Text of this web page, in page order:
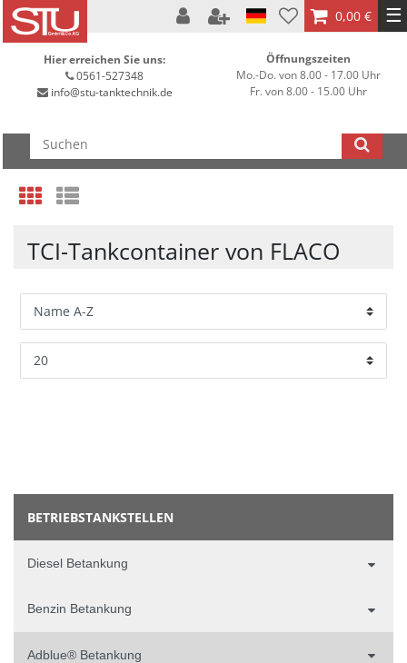
0,00 € ☰
Hier erreichen Sie uns:
0561-527348
info@stu-tanktechnik.de
Öffnungszeiten
Mo.-Do. von 8.00 - 17.00 Uhr
Fr. von 8.00 - 15.00 Uhr
BETRIEBSTANKSTELLEN
Diesel Betankung
Benzin Betankung
Adblue® Betankung
TCI-Tankcontainer von FLACO